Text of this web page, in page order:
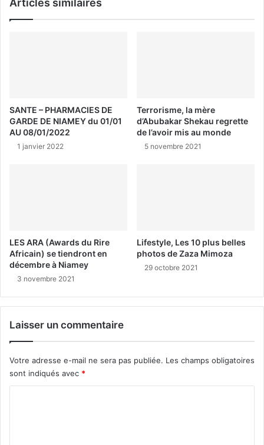
Articles similaires
SANTE – PHARMACIES DE
GARDE DE NIAMEY du 01/01
AU 08/01/2022
1 janvier 2022
Terrorisme, la mère
d’Abubakar Shekau regrette
de l’avoir mis au monde
5 novembre 2021
LES ARA (Awards du Rire
Africain) se tiendront en
décembre à Niamey
3 novembre 2021
Lifestyle, Les 10 plus belles
photos de Zaza Mimoza
29 octobre 2021
Laisser un commentaire
Votre adresse e-mail ne sera pas publiée. Les champs obligatoires
sont indiqués avec *